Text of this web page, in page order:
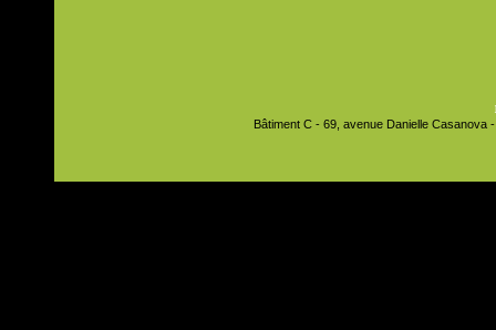
Bâtiment C - 69, avenue Danielle